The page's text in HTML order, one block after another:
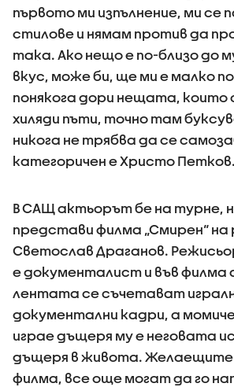
първото ми изпълнение, ми се
стилове и нямам против да
така. Ако нещо е по-близо до
вкус, може би, ще ми е малко
понякога дори нещата, които
хиляди пъти, точно там
никога не трябва да се
категоричен е Христо Петков.
В САЩ актьорът бе на турне,
представи филма „Смирен“
Светослав Драганов.
е документалист и във филма
лентата се съчетават
документални кадри, а
играе дъщеря му е неговата
дъщеря в живота. Желаещите
филма, все още могат да го